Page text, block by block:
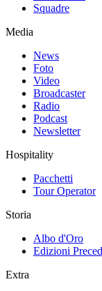
Squadre
Media
News
Foto
Video
Broadcaster
Radio
Podcast
Newsletter
Hospitality
Pacchetti
Tour Operator
Storia
Albo d'Oro
Edizioni
Extra